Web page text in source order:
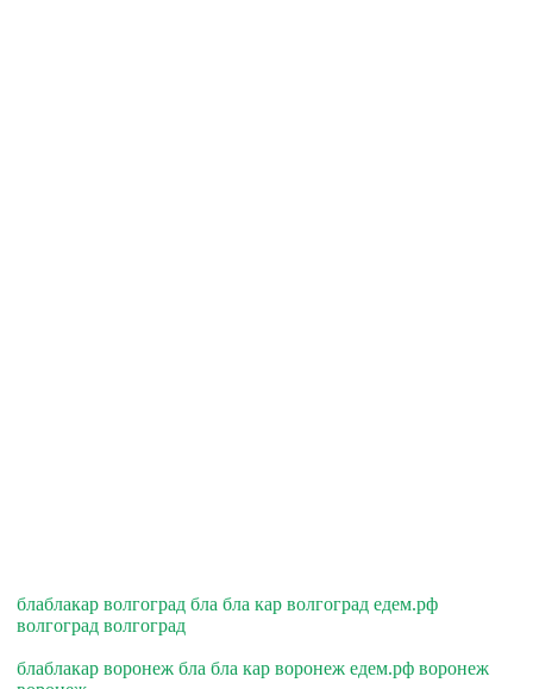
блаблакар волгоград бла бла кар волгоград едем.рф
волгоград волгоград
блаблакар воронеж бла бла кар воронеж едем.рф воронеж